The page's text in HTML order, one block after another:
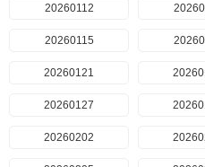
20260112
20260115
20260121
20260127
20260202